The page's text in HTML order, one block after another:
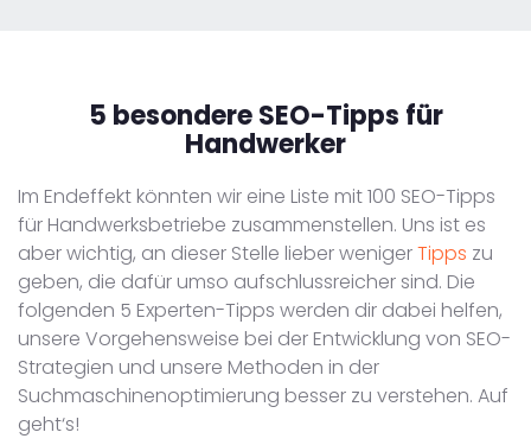
5 besondereSEO-Tipps für
Handwerker
Im Endeffekt könnten wir eine Liste mit 100 SEO-Tipps
für Handwerksbetriebe zusammenstellen. Uns ist es
aber wichtig, an dieser Stelle lieber wenigerTipps zu
geben, die dafür umso aufschlussreicher sind. Die
folgenden 5 Experten-Tipps werden dir dabei helfen,
unsere Vorgehensweise bei der Entwicklung von SEO-
Strategien und unsere Methoden in der
Suchmaschinenoptimierung besser zu verstehen. Auf
geht‘s!